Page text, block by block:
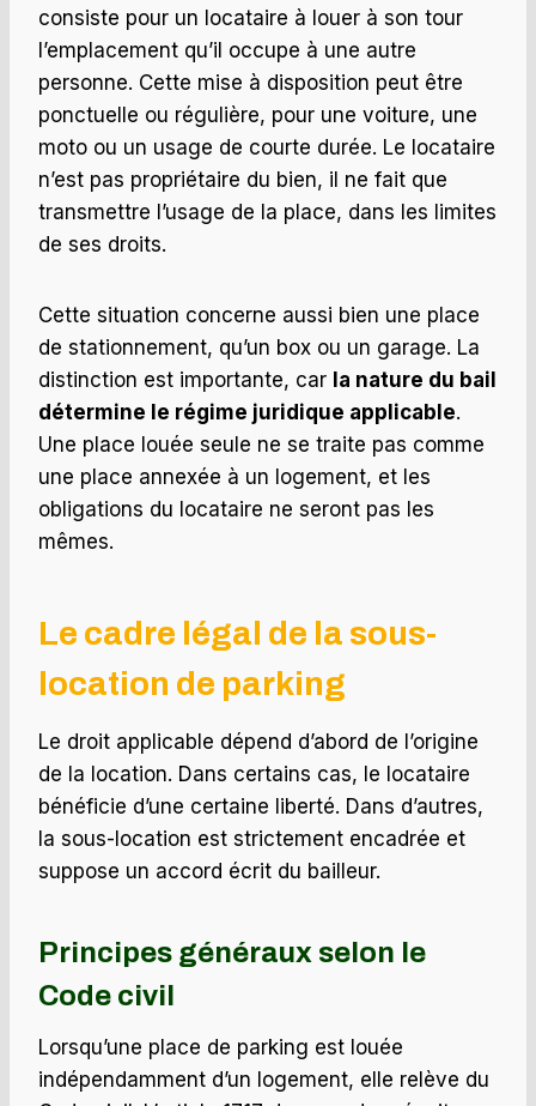
consiste pour un locataire à louer à son tour
l’emplacement qu’il occupe à une autre
personne. Cette mise à disposition peut être
ponctuelle ou régulière, pour une voiture, une
moto ou un usage de courte durée. Le locataire
n’est pas propriétaire du bien, il ne fait que
transmettre l’usage de la place, dans les limites
de ses droits.
Cette situation concerne aussi bien une place
de stationnement, qu’un box ou un garage. La
distinction est importante, car la nature du bail
détermine le régime juridique applicable.
Une place louée seule ne se traite pas comme
une place annexée à un logement, et les
obligations du locataire ne seront pas les
mêmes.
Le cadre légal de la sous-
location de parking
Le droit applicable dépend d’abord de l’origine
de la location. Dans certains cas, le locataire
bénéficie d’une certaine liberté. Dans d’autres,
la sous-location est strictement encadrée et
suppose un accord écrit du bailleur.
Principes généraux selon le
Code civil
Lorsqu’une place de parking est louée
indépendamment d’un logement, elle relève du